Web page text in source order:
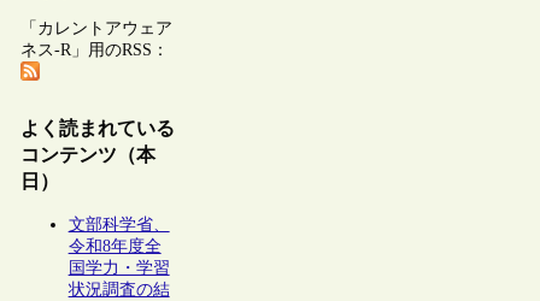
「カレントアウェア
ネス-R」用のRSS：
よく読まれている
コンテンツ（本
日）
文部科学省、
令和8年度全
国学力・学習
状況調査の結